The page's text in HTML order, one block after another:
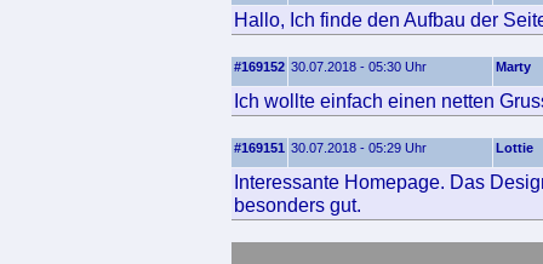
Hallo, Ich finde den Aufbau der
#169152 30.07.2018 - 05:30 Uhr Marty
Ich wollte einfach einen netten
#169151 30.07.2018 - 05:29 Uhr Lottie
Interessante Homepage. Das
besonders gut.